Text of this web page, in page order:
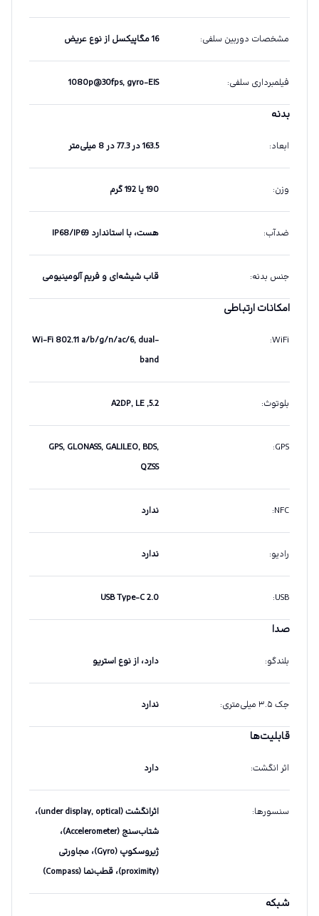
مشخصات دوربین سلفی: 16 مگاپیکسل از نوع عریض
فیلمبرداری سلفی:
1080p@30fps, gyro-EIS
بدنه
ابعاد: 163.5 در 77.3 در 8 میلی‌متر
وزن: 190 یا 192 گرم
ضدآب: هست، با استاندارد IP68/IP69
جنس بدنه: قاب شیشه‌ای و فریم آلومینیومی
امکانات ارتباطی
WiFi
:
Wi-Fi 802.11 a/b/g/n/ac/6, dual-
band
بلوتوث:
5.2, A2DP, LE
GPS
:
GPS, GLONASS, GALILEO, BDS,
QZSS
NFC
: ندارد
رادیو: ندارد
USB
:
USB Type-C 2.0
صدا
بلندگو: دارد، از نوع استریو
جک ۳.۵ میلی‌متری : ندارد
قابلیت‌ها
اثر انگشت: دارد
سنسورها:
اثرانگشت (under display, optical)،
شتاب‌سنج (Accelerometer)،
ژیروسکوپ (Gyro)، مجاورتی
(proximity)، قطب‌نما (Compass)
شبکه